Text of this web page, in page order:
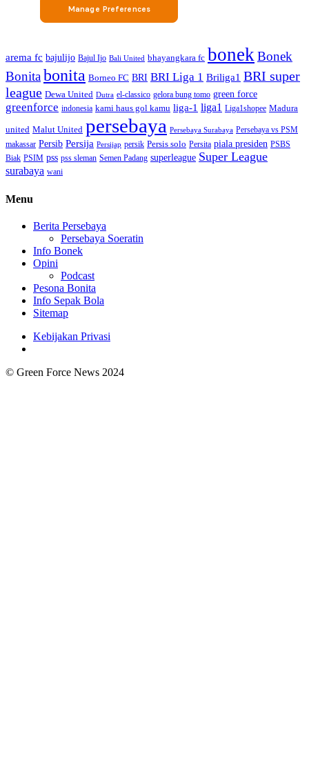
arema fc bajulijo Bajul Ijo Bali United bhayangkara fc bonekBonek
Bonitabonita Borneo FC BRI BRI Liga 1 Briliga1 BRI super
league Dewa United Dutra el-classico gelora bung tomo green force
greenforce indonesia kami haus gol kamu liga-1 liga1 Liga1shopee Madura
united Malut United persebaya Persebaya Surabaya Persebaya vs PSM
makassar Persib Persija Persijap persik Persis solo Persita piala presiden PSBS
Biak PSIM pss pss sleman Semen Padang superleague Super League
surabaya wani
Menu
Berita Persebaya
Persebaya Soeratin
Info Bonek
Opini
Podcast
Pesona Bonita
Info Sepak Bola
Sitemap
Kebijakan Privasi
© Green Force News 2024